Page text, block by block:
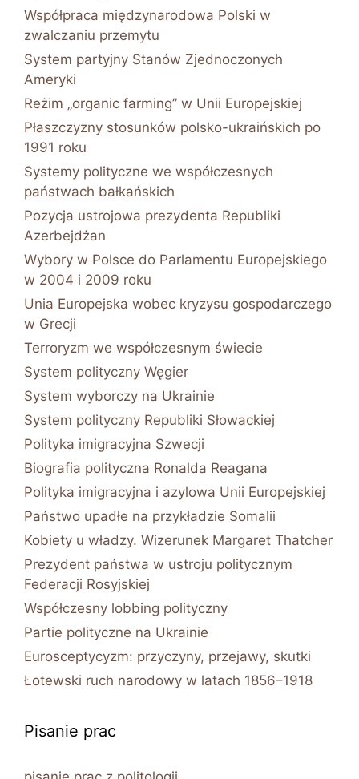
Współpraca międzynarodowa Polski w
zwalczaniu przemytu
System partyjny Stanów Zjednoczonych
Ameryki
Reżim „organic farming” w Unii Europejskiej
Płaszczyzny stosunków polsko-ukraińskich po
1991 roku
Systemy polityczne we współczesnych
państwach bałkańskich
Pozycja ustrojowa prezydenta Republiki
Azerbejdżan
Wybory w Polsce do Parlamentu Europejskiego
w 2004 i 2009 roku
Unia Europejska wobec kryzysu gospodarczego
w Grecji
Terroryzm we współczesnym świecie
System polityczny Węgier
System wyborczy na Ukrainie
System polityczny Republiki Słowackiej
Polityka imigracyjna Szwecji
Biografia polityczna Ronalda Reagana
Polityka imigracyjna i azylowa Unii Europejskiej
Państwo upadłe na przykładzie Somalii
Kobiety u władzy. Wizerunek Margaret Thatcher
Prezydent państwa w ustroju politycznym
Federacji Rosyjskiej
Współczesny lobbing polityczny
Partie polityczne na Ukrainie
Eurosceptycyzm: przyczyny, przejawy, skutki
Łotewski ruch narodowy w latach 1856–1918
Pisanie prac